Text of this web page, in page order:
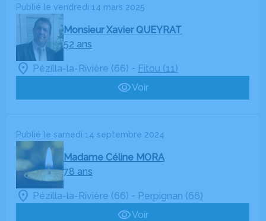
Publié le vendredi 14 mars 2025
Monsieur Xavier QUEYRAT
52 ans
Pézilla-la-Rivière (66) - Fitou (11)
Voir
Publié le samedi 14 septembre 2024
Madame Céline MORA
78 ans
Pézilla-la-Rivière (66) - Perpignan (66)
Voir